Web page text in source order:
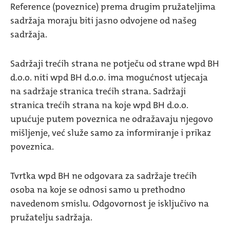
Reference (poveznice) prema drugim pružateljima
sadržaja moraju biti jasno odvojene od našeg
sadržaja.
Sadržaji trećih strana ne potječu od strane wpd BH
d.o.o. niti wpd BH d.o.o. ima mogućnost utjecaja
na sadržaje stranica trećih strana. Sadržaji
stranica trećih strana na koje wpd BH d.o.o.
upućuje putem poveznica ne odražavaju njegovo
mišljenje, već služe samo za informiranje i prikaz
poveznica.
Tvrtka wpd BH ne odgovara za sadržaje trećih
osoba na koje se odnosi samo u prethodno
navedenom smislu. Odgovornost je isključivo na
pružatelju sadržaja.